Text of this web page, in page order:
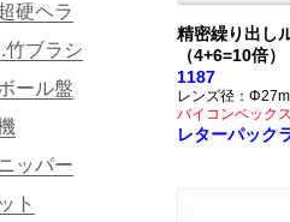
精密繰り出し
（4+6=10倍）
1187
レンズ径：
バイコンベック
レターパック
硬ヘラ
竹ブラシ
ール盤
ッパー
ト